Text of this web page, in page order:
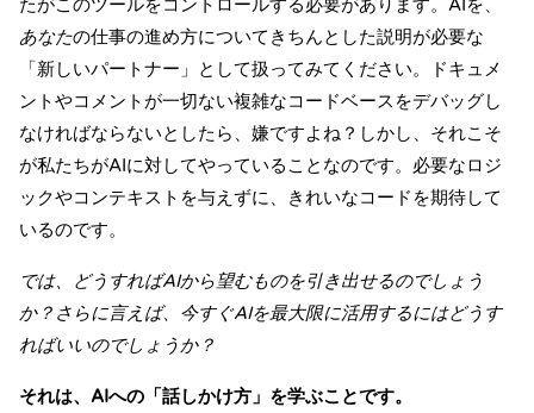
たがこのツールをコントロールする必要があります。AIを、
あなたの仕事の進め方についてきちんとした説明が必要な
「新しいパートナー」として扱ってみてください。ドキュメ
ントやコメントが一切ない複雑なコードベースをデバッグし
なければならないとしたら、嫌ですよね？しかし、それこそ
が私たちがAIに対してやっていることなのです。必要なロジ
ックやコンテキストを与えずに、きれいなコードを期待して
いるのです。
では、どうすればAIから望むものを引き出せるのでしょう
か？さらに言えば、今すぐAIを最大限に活用するにはどうす
ればいいのでしょうか？
それは、AIへの「話しかけ方」を学ぶことです。